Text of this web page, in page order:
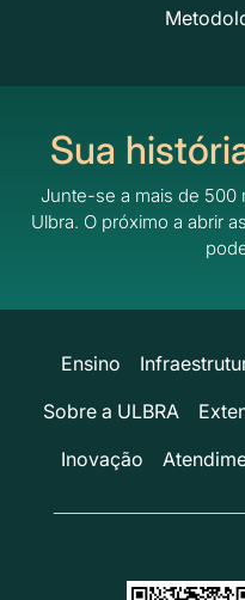
Sua
Junte-se a mais de 500
Ulbra. O próximo a abrir
Ensino
Sobre a ULBRA
Inovação